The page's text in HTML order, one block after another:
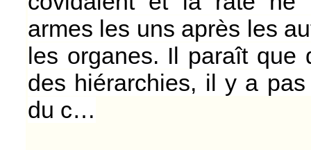
armes les uns après les
les organes. Il paraît que
des hiérarchies, il y a
du c…